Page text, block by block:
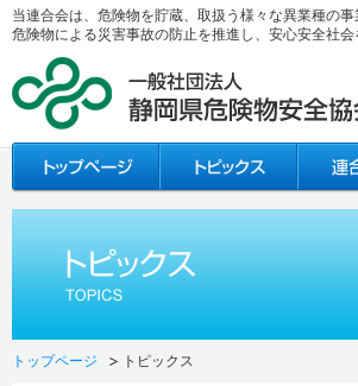
当連合会は、危険物を貯蔵、取扱う様々な異業種の
危険物による災害事故の防止を推進し、安心安全社
トップページ トピックス